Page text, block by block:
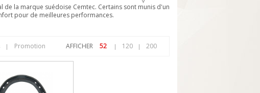
la marque suédoise Cemtec. Certains sont munis d'un
pour de meilleures performances.
| Promotion AFFICHER 52 | 120 | 200